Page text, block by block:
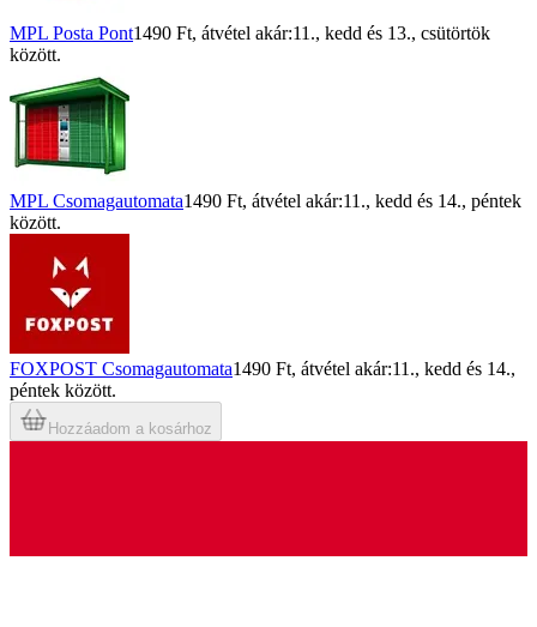
MPL Posta Pont1490 Ft, átvétel akár:11., kedd és 13., csütörtök
között.
MPL Csomagautomata1490 Ft, átvétel akár:11., kedd és 14., péntek
között.
FOXPOST Csomagautomata1490 Ft, átvétel akár:11., kedd és 14.,
péntek között.
Hozzáadom a kosárhoz